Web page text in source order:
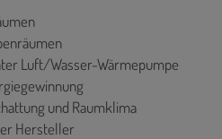
Luft/Wasser-Wärmepumpe
und Raumklima
Hersteller